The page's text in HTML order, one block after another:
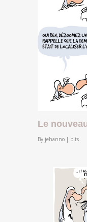
Le
By jehanno | bits